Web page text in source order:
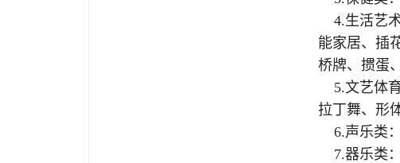
4.生活艺术
能家居、插
桥牌、掼蛋、
5.文艺体育
拉丁舞、形
6.声乐类
7.器乐类